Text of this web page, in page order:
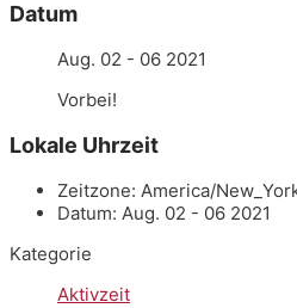
Datum
Aug. 02 - 06 2021
Vorbei!
Lokale Uhrzeit
Zeitzone: America/
Datum: Aug. 02 - 06 2021
Kategorie
Aktivzeit